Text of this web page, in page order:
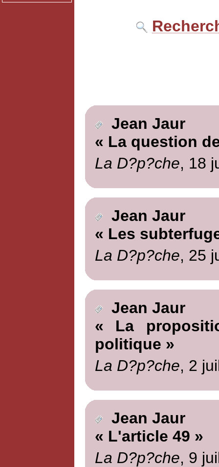
Jean Jaur
« La question
La D?p?che, 18
Jean Jaur
« Les
La D?p?che, 25
Jean Jaur
« La
politique »
La D?p?che, 2
Jean Jaur
« L'article 49 »
La D?p?che, 9